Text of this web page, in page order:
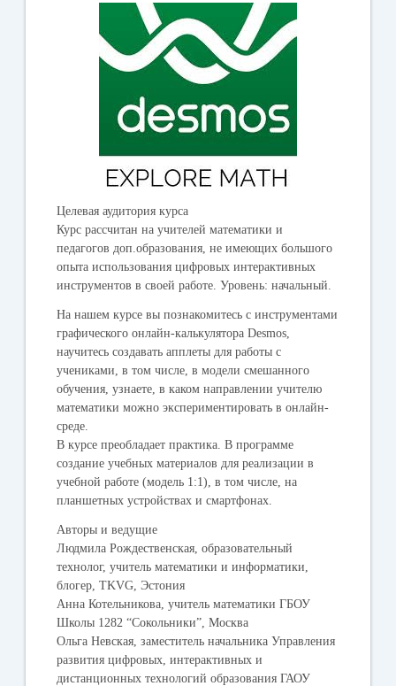
Целевая аудитория курса
Курс рассчитан на учителей математики и
педагогов доп.образования, не имеющих большого
опыта использования цифровых интерактивных
инструментов в своей работе. Уровень: начальный.
На нашем курсе вы познакомитесь с инструментами
графического онлайн-калькулятора Desmos,
научитесь создавать апплеты для работы с
учениками, в том числе, в модели смешанного
обучения, узнаете, в каком направлении учителю
математики можно экспериментировать в онлайн-
среде.
В курсе преобладает практика. В программе
создание учебных материалов для реализации в
учебной работе (модель 1:1), в том числе, на
планшетных устройствах и смартфонах.
Авторы и ведущие
Людмила Рождественская , образовательный
технолог, учитель математики и информатики,
блогер, TKVG, Эстония
Анна Котельникова , учитель математики ГБОУ
Школы 1282 “Сокольники”, Москва
Ольга Невская , заместитель начальника Управления
развития цифровых, интерактивных и
дистанционных технологий образования ГАОУ